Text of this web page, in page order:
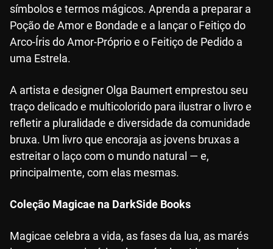
símbolos e termos mágicos. Aprenda a preparar a
Poção de Amor e Bondade e a lançar o Feitiço do
Arco-Íris do Amor-Próprio e o Feitiço de Pedido a
uma Estrela.
A artista e designer Olga Baumert emprestou seu
traço delicado e multicolorido para ilustrar o livro e
refletir a pluralidade e diversidade da comunidade
bruxa. Um livro que encoraja as jovens bruxas a
estreitar o laço com o mundo natural — e,
principalmente, com elas mesmas.
Coleção Magicae na DarkSide Books
Magicae celebra a vida, as fases da lua, as marés